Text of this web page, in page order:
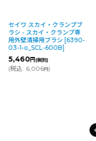
セイワ スカイ・クランプブ
ラシ - スカイ・クランプ専
用外壁清掃用ブラシ [6390-
03-1-o_SCL-600B]
5,460円(税別)
(税込: 6,006円)